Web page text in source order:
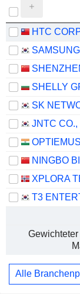
HTC
SHELLY
JNTC CO.,
NINGBO
XPLORA
T3
Alle